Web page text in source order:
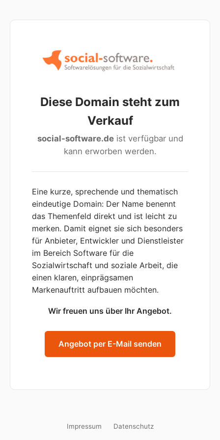
Diese Domain steht zum
Verkauf
social-software.deist verfügbar und
kann erworben werden.
Eine kurze, sprechende und thematisch
eindeutige Domain: Der Name benennt
das Themenfeld direkt und ist leicht zu
merken. Damit eignet sie sich besonders
für Anbieter, Entwickler und Dienstleister
im Bereich Software für die
Sozialwirtschaft und soziale Arbeit, die
einen klaren, einprägsamen
Markenauftritt aufbauen möchten.
Wir freuen uns über Ihr Angebot.
Angebot per E-Mail senden
Impressum Datenschutz